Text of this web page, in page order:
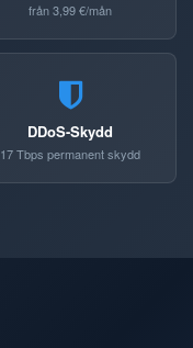
från 3,99 €/mån
DDoS-Skydd
17 Tbps permanent skydd